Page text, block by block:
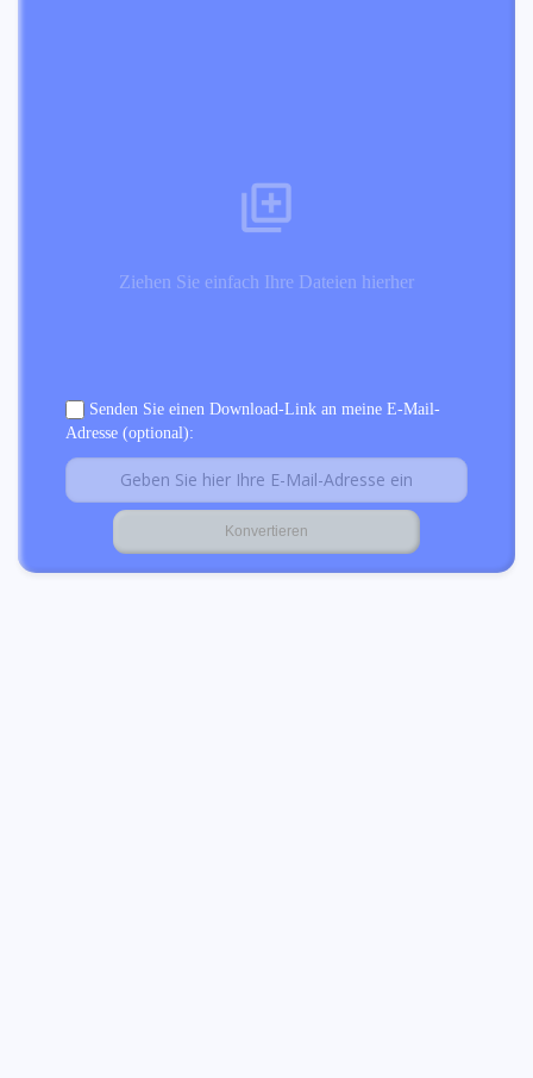
Ziehen Sie einfach Ihre Dateien hierher
Senden Sie einen Download-Link an meine E-Mail-
Adresse (optional):